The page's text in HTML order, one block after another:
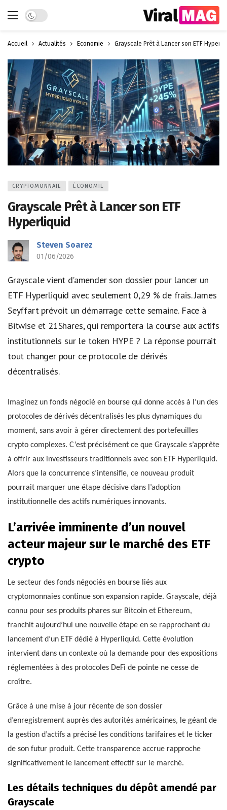
Dark mode
Accueil Actualités Économie Grayscale Prêt à Lancer son ETF
CRYPTOMONNAIE ÉCONOMIE
Grayscale Prêt à Lancer son ETF
Hyperliquid
Steven Soarez
01/06/2026
Grayscale vient d’amender son dossier pour lancer un
ETF Hyperliquid avec seulement 0,29 % de frais. James
Seyffart prévoit un démarrage cette semaine. Face à
Bitwise et 21Shares, qui remportera la course aux actifs
institutionnels sur le token HYPE ? La réponse pourrait
tout changer pour ce protocole de dérivés
décentralisés.
Imaginez un fonds négocié en bourse qui donne accès à l’un des
protocoles de dérivés décentralisés les plus dynamiques du
moment, sans avoir à gérer directement des portefeuilles
crypto complexes. C’est précisément ce que Grayscale s’apprête
à offrir aux investisseurs traditionnels avec son ETF Hyperliquid.
Alors que la concurrence s’intensifie, ce nouveau produit
pourrait marquer une étape décisive dans l’adoption
institutionnelle des actifs numériques innovants.
L’arrivée imminente d’un nouvel
acteur majeur sur le marché des ETF
crypto
Le secteur des fonds négociés en bourse liés aux
cryptomonnaies continue son expansion rapide. Grayscale, déjà
connu pour ses produits phares sur Bitcoin et Ethereum,
franchit aujourd’hui une nouvelle étape en se rapprochant du
lancement d’un ETF dédié à Hyperliquid. Cette évolution
intervient dans un contexte où la demande pour des expositions
réglementées à des protocoles DeFi de pointe ne cesse de
croître.
Grâce à une mise à jour récente de son dossier
d’enregistrement auprès des autorités américaines, le géant de
la gestion d’actifs a précisé les conditions tarifaires et le ticker
de son futur produit. Cette transparence accrue rapproche
significativement le lancement effectif sur le marché.
Les détails techniques du dépôt amendé par
Grayscale